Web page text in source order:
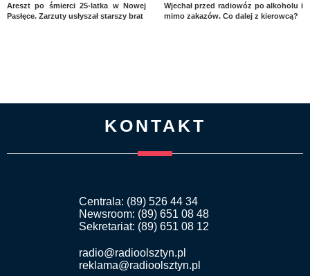
Areszt po śmierci 25-latka w Nowej
Pasłęce. Zarzuty usłyszał starszy brat
Wjechał przed radiowóz po alkoholu i
mimo zakazów. Co dalej z kierowcą?
KONTAKT
Centrala: (89) 526 44 34
Newsroom: (89) 651 08 48
Sekretariat: (89) 651 08 12
radio@radioolsztyn.pl
reklama@radioolsztyn.pl